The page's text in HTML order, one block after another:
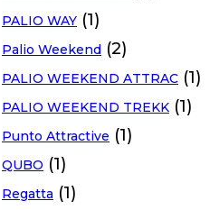
PALIO WAY (1)
Palio Weekend (2)
PALIO WEEKEND ATTRAC (1)
PALIO WEEKEND TREKK (1)
Punto Attractive (1)
QUBO (1)
Regatta (1)